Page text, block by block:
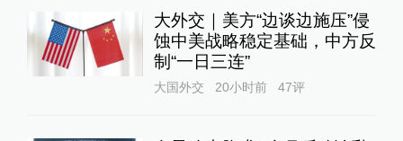
大外交｜美方“边谈边施压”侵
蚀中美战略稳定基础，中方反
制“一日三连”
大国外交 20小时前 47评